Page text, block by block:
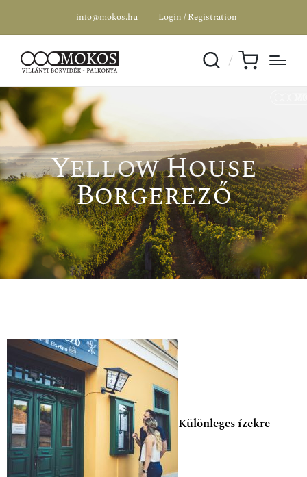
info@mokos.hu Login / Registration
Yellow House
Borgerező
Különleges ízekre